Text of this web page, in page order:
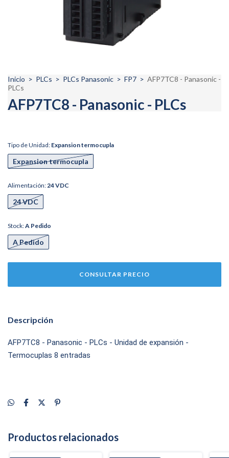
Inicio > PLCs > PLCs Panasonic > FP7 > AFP7TC8 - Panasonic -
PLCs
AFP7TC8 - Panasonic - PLCs
Tipo de Unidad: Expansion termocupla
Expansion termocupla
Alimentación:24 VDC
24 VDC
Stock:A Pedido
A Pedido
Descripción
AFP7TC8 - Panasonic - PLCs - Unidad de expansión -
Termocuplas 8 entradas
Productos relacionados